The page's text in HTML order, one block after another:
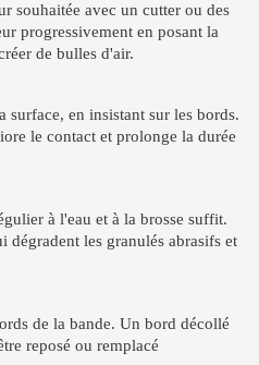
souhaitée avec un cutter ou des
progressivement en posant la
de bulles d'air.
surface, en insistant sur les bords.
le contact et prolonge la durée
à l'eau et à la brosse suffit.
dégradent les granulés abrasifs et
de la bande. Un bord décollé
reposé ou remplacé